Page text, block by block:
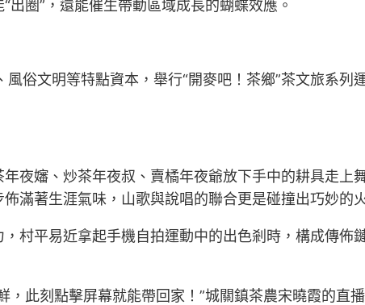
圈”，還能催生帶動區域成長的蝴蝶效應。
俗文明等特點資本，舉行“開麥吧！茶鄉”茶文旅系列
夜嬸、炒茶年夜叔、賣橘年夜爺放下手中的耕具走上
滿著生涯氣味，山歌與說唱的聯合更是碰撞出巧妙的
村平易近拿起手機自拍運動中的出色剎時，構成傳佈
此刻點擊屏幕就能帶回家！”城關鎮茶農宋曉霞的直